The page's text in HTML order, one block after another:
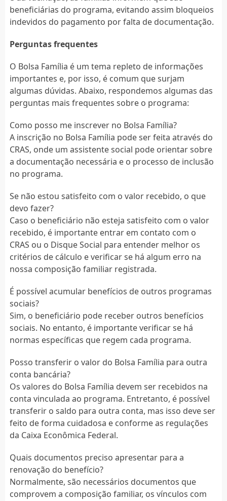
beneficiárias do programa, evitando assim bloqueios
indevidos do pagamento por falta de documentação.
Perguntas frequentes
O Bolsa Família é um tema repleto de informações
importantes e, por isso, é comum que surjam
algumas dúvidas. Abaixo, respondemos algumas das
perguntas mais frequentes sobre o programa:
Como posso me inscrever no Bolsa Família?
A inscrição no Bolsa Família pode ser feita através do
CRAS, onde um assistente social pode orientar sobre
a documentação necessária e o processo de inclusão
no programa.
Se não estou satisfeito com o valor recebido, o que
devo fazer?
Caso o beneficiário não esteja satisfeito com o valor
recebido, é importante entrar em contato com o
CRAS ou o Disque Social para entender melhor os
critérios de cálculo e verificar se há algum erro na
nossa composição familiar registrada.
É possível acumular benefícios de outros programas
sociais?
Sim, o beneficiário pode receber outros benefícios
sociais. No entanto, é importante verificar se há
normas específicas que regem cada programa.
Posso transferir o valor do Bolsa Família para outra
conta bancária?
Os valores do Bolsa Família devem ser recebidos na
conta vinculada ao programa. Entretanto, é possível
transferir o saldo para outra conta, mas isso deve ser
feito de forma cuidadosa e conforme as regulações
da Caixa Econômica Federal.
Quais documentos preciso apresentar para a
renovação do benefício?
Normalmente, são necessários documentos que
comprovem a composição familiar, os vínculos com